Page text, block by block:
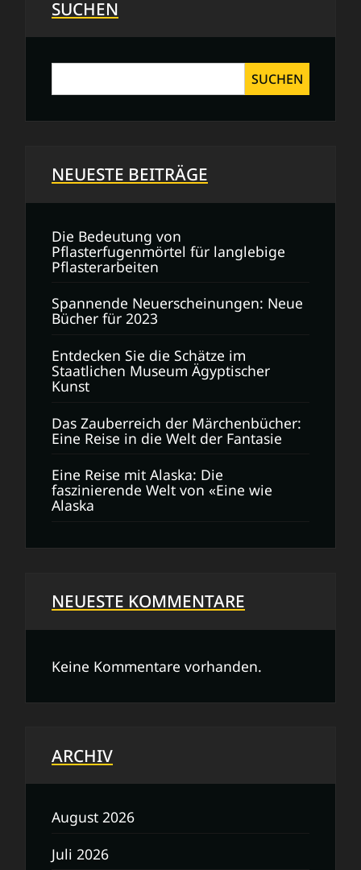
Geschichten
SUCHEN
SUCHEN
NEUESTE BEITRÄGE
Die Bedeutung von
Pflasterfugenmörtel für langlebige
Pflasterarbeiten
Spannende Neuerscheinungen: Neue
Bücher für 2023
Entdecken Sie die Schätze im
Staatlichen Museum Ägyptischer
Kunst
Das Zauberreich der Märchenbücher:
Eine Reise in die Welt der Fantasie
Eine Reise mit Alaska: Die
faszinierende Welt von «Eine wie
Alaska
NEUESTE KOMMENTARE
Keine Kommentare vorhanden.
ARCHIV
August 2026
Juli 2026